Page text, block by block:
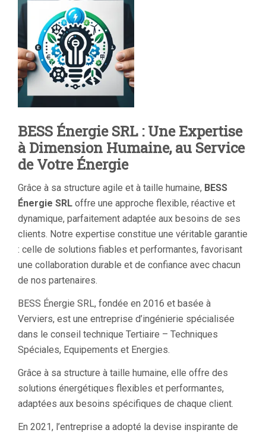
BESS Énergie SRL : Une Expertise
à Dimension Humaine, au Service
de Votre Énergie
Grâce à sa structure agile et à taille humaine, BESS
Énergie SRL offre une approche flexible, réactive et
dynamique, parfaitement adaptée aux besoins de ses
clients. Notre expertise constitue une véritable garantie
: celle de solutions fiables et performantes, favorisant
une collaboration durable et de confiance avec chacun
de nos partenaires.
BESS Énergie SRL, fondée en 2016 et basée à
Verviers, est une entreprise d’ingénierie spécialisée
dans le conseil technique Tertiaire – Techniques
Spéciales, Equipements et Energies.
Grâce à sa structure à taille humaine, elle offre des
solutions énergétiques flexibles et performantes,
adaptées aux besoins spécifiques de chaque client.
En 2021, l’entreprise a adopté la devise inspirante de